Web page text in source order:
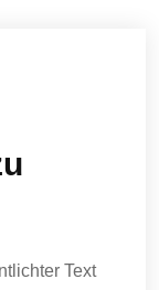
Text